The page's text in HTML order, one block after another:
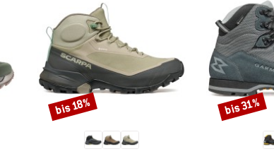
Rabatt
bis 18% Rabatt
bis 31%